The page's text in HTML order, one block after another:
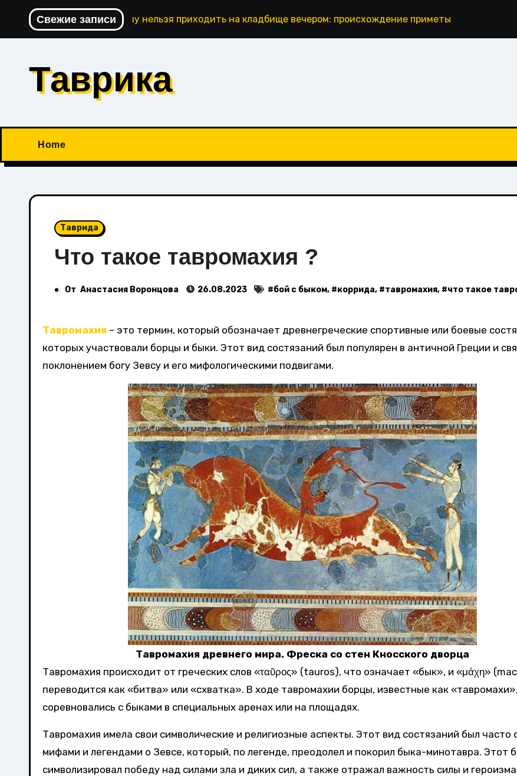
Перейти
содержимому
Свежие записиПочему нельзя приходить на кладбище вечером: происхождение приметы и что говорит
Таврика
Home
Таврида
Что такое тавромахия ?
От Анастасия Воронцова 26.08.2023 #бой с быком, #коррида, #тавромахия, #что такое
Тавромахия – это термин, который обозначает древнегреческие спортивные или боевые
которых участвовали борцы и быки. Этот вид состязаний был популярен в античной Греции и
поклонением богу Зевсу и его мифологическими подвигами.
Тавромахия древнего мира. Фреска со стен Кносского дворца
Тавромахия происходит от греческих слов «ταῦρος» (tauros), что означает «бык», и «μάχη»
переводится как «битва» или «схватка». В ходе тавромахии борцы, известные как «тавромахи»,
соревновались с быками в специальных аренах или на площадях.
Тавромахия имела свои символические и религиозные аспекты. Этот вид состязаний был часто
мифами и легендами о Зевсе, который, по легенде, преодолел и покорил быка-минотавра. Этот
символизировал победу над силами зла и диких сил, а также отражал важность силы и